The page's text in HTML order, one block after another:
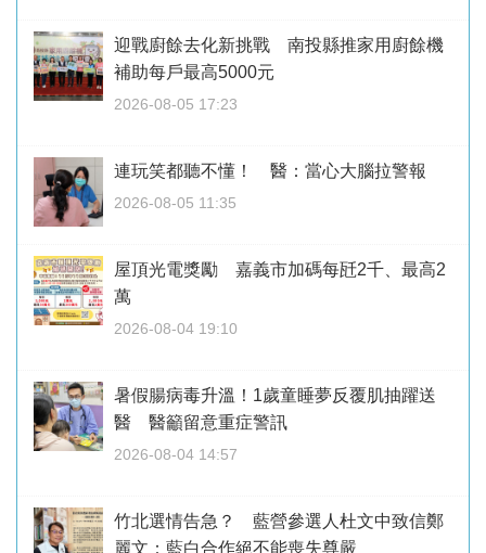
迎戰廚餘去化新挑戰 南投縣推家用廚餘機
補助每戶最高5000元
2026-08-05 17:23
連玩笑都聽不懂！ 醫：當心大腦拉警報
2026-08-05 11:35
屋頂光電獎勵 嘉義市加碼每瓩2千、最高2
萬
2026-08-04 19:10
暑假腸病毒升溫！1歲童睡夢反覆肌抽躍送
醫 醫籲留意重症警訊
2026-08-04 14:57
竹北選情告急？ 藍營參選人杜文中致信鄭
麗文：藍白合作絕不能喪失尊嚴